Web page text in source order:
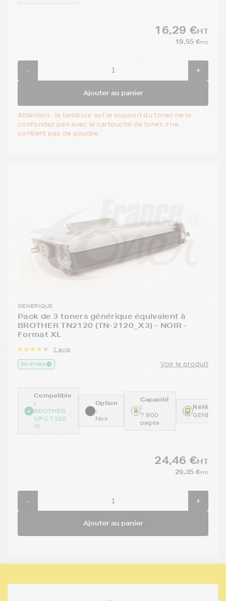
16,29 €HT
19,55 €TTC
- +
Ajouter au panier
Attention : le tambour est le support du toner, ne le
confondez pas avec la cartouche de toner, il ne
contient pas de poudre.
GENERIQUE
Pack de 3 toners générique équivalent à
BROTHER TN2120 (TN-2120_X3) - NOIR -
Format XL
1 avis
EN STOCK Voir le produit
Compatible
:
BROTHER
MFC 7320
W
Option
:
Noir
Capacité
:
7 800
pages
24,46 €HT
29,35 €TTC
- +
Ajouter au panier